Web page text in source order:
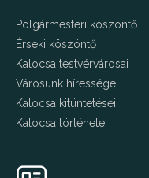
Polgármesteri köszöntő
Érseki köszöntő
Kalocsa testvérvárosai
Városunk hírességei
Kalocsa kitüntetései
Kalocsa története